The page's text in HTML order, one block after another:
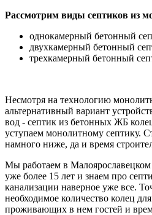
Рассмотрим виды септиков из
однокамерный бетонный
двухкамерный бетонный
трехкамерный бетонный
Несмотря на технологию
альтернативный вариант
вод - септик из бетонных ЖБ
уступаем монолитному септику.
намного ниже, да и время
Мы работаем в
уже более 15 лет и знаем про
канализации наверное уже все.
необходимое количество колец
проживающих в нем гостей и